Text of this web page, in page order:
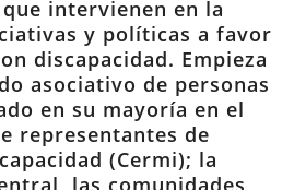
intervienen en la
y políticas a favor
discapacidad. Empieza
asociativo de personas
en su mayoría en el
representantes de
(Cermi); la
las comunidades